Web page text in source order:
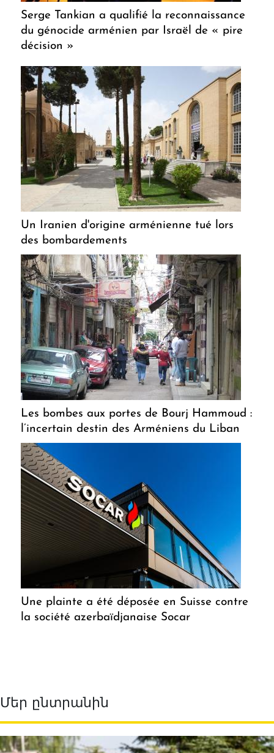
Serge Tankian a qualifié la reconnaissance
du génocide arménien par Israël de « pire
décision »
Un Iranien d'origine arménienne tué lors
des bombardements
Les bombes aux portes de Bourj Hammoud :
l’incertain destin des Arméniens du Liban
Une plainte a été déposée en Suisse contre
la société azerbaïdjanaise Socar
Մեր ընտրանին